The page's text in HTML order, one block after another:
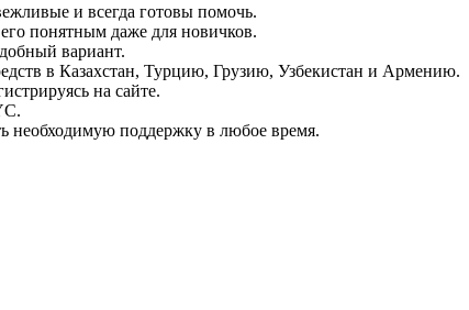
и всегда готовы помочь.
понятным даже для новичков.
вариант.
в Казахстан, Турцию, Грузию, Узбекистан и Армению.
на сайте.
необходимую поддержку в любое время.